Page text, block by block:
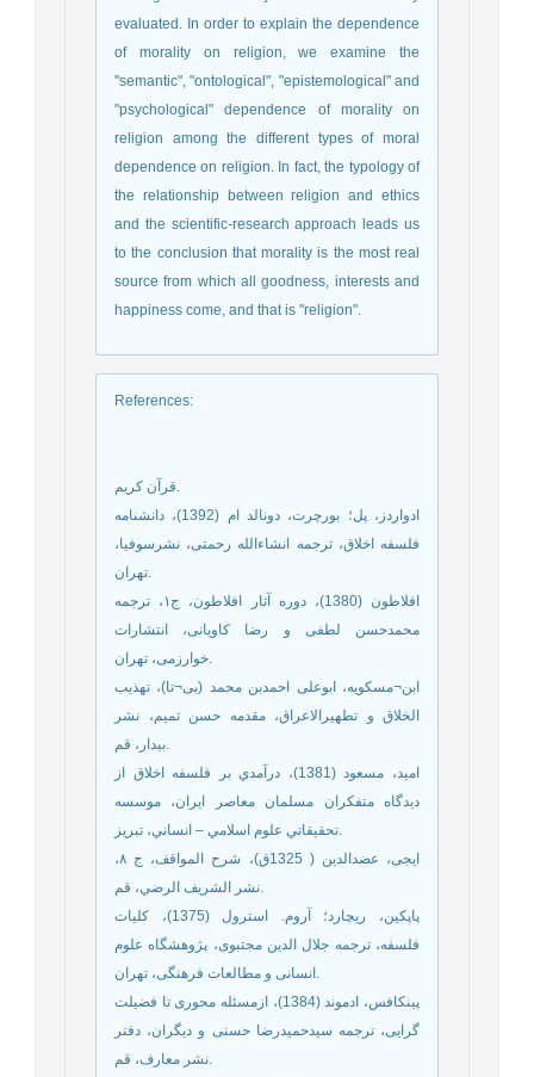
evaluated. In order to explain the dependence
of morality on religion, we examine the
"semantic", "ontological", "epistemological" and
"psychological" dependence of morality on
religion among the different types of moral
dependence on religion. In fact, the typology of
the relationship between religion and ethics
and the scientific-research approach leads us
to the conclusion that morality is the most real
source from which all goodness, interests and
happiness come, and that is "religion".
References:
قرآن کریم.
ادواردز، پل؛ بورچرت، دونالد ام (1392)، دانشنامه
فلسفه اخلاق، ترجمه انشاءالله رحمتی، نشرسوفیا،
تهران.
افلاطون (1380)، دوره آثار افلاطون، ج۱، ترجمه
محمدحسن لطفی و رضا کاویانی، انتشارات
خوارزمی، تهران.
ابن¬مسکویه، ابوعلی احمدبن محمد (بی¬تا)، تهذیب
الخلاق و تطهیرالاعراق، مقدمه حسن تمیم، نشر
بیدار، قم.
امید، مسعود (1381)، درآمدي بر فلسفه اخلاق از
ديدگاه متفکران مسلمان معاصر ايران، موسسه
تحقيقاتي علوم اسلامي – انساني، تبریز.
ایجی، عضدالدین‏ ( 1325ق)، شرح المواقف، ج ٨،
نشر الشريف الرضي، قم.
پاپکین، ریچارد؛ آروم. استرول (1375)، کلیات
فلسفه، ترجمه جلال الدین مجتبوی، پژوهشگاه علوم
انسانی و مطالعات فرهنگی، تهران.
پینکافس، ادموند (1384)، ازمسئله محوری تا فضیلت
گرایی، ترجمه سیدحمیدرضا حسنی و دیگران، دفتر
نشر معارف، قم.